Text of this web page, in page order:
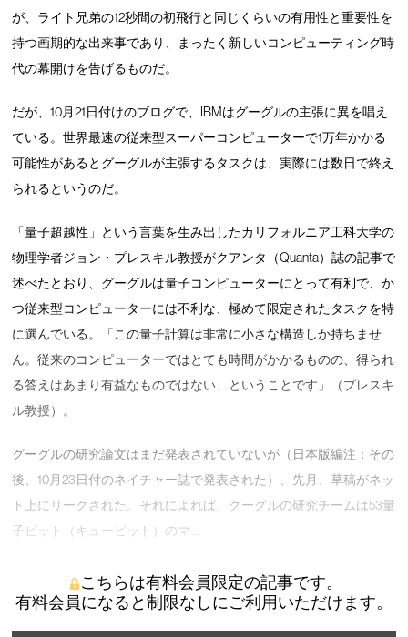
が、ライト兄弟の12秒間の初飛行と同じくらいの有用性と重要性を
持つ画期的な出来事であり、まったく新しいコンピューティング時
代の幕開けを告げるものだ。
だが、10月21日付けのブログで、IBMはグーグルの主張に異を唱え
ている。世界最速の従来型スーパーコンピューターで1万年かかる
可能性があるとグーグルが主張するタスクは、実際には数日で終え
られるというのだ。
「量子超越性」という言葉を生み出したカリフォルニア工科大学の
物理学者ジョン・プレスキル教授がクアンタ（Quanta）誌の記事で
述べたとおり、グーグルは量子コンピューターにとって有利で、か
つ従来型コンピューターには不利な、極めて限定されたタスクを特
に選んでいる。「この量子計算は非常に小さな構造しか持ちませ
ん。従来のコンピューターではとても時間がかかるものの、得られ
る答えはあまり有益なものではない、ということです」（プレスキ
ル教授）。
グーグルの研究論文はまだ発表されていないが（日本版編注：その
後、10月23日付のネイチャー誌で発表された）、先月、草稿がネッ
ト上にリークされた。それによれば、グーグルの研究チームは53量
子ビット（キュービット）のマ …
こちらは有料会員限定の記事です。
有料会員になると制限なしにご利用いただけます。